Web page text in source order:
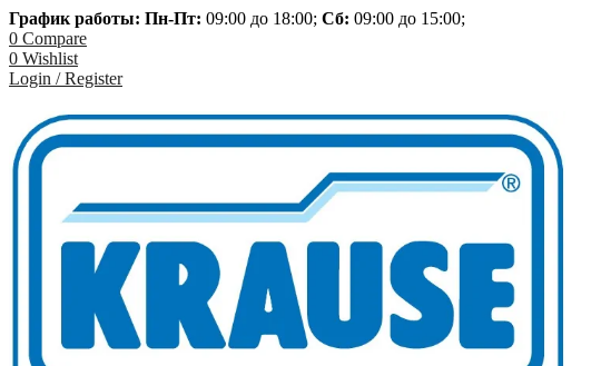
График работы: Пн-Пт: 09:00 до 18:00; Сб: 09:00 до 15:00;
0 Compare
0 Wishlist
Login / Register